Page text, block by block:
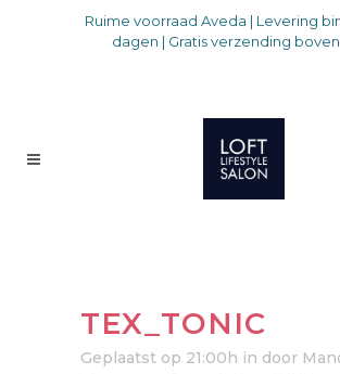
Ruime voorraad Aveda | Levering
dagen | Gratis verzending
TEX_TONIC
Geplaatst op 21:00h in door